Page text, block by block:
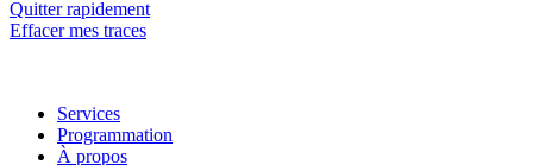
Quitter rapidement
Effacer mes traces
Services
Programmation
À propos